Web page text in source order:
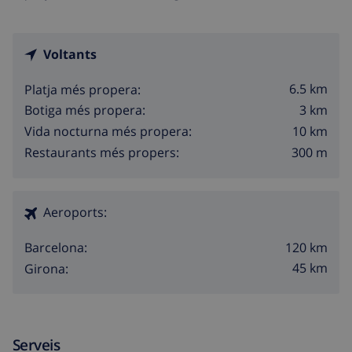
Voltants
Platja més propera:
6.5 km
Botiga més propera:
3 km
Vida nocturna més propera:
10 km
Restaurants més propers:
300 m
Aeroports:
Barcelona:
120 km
Girona:
45 km
Serveis